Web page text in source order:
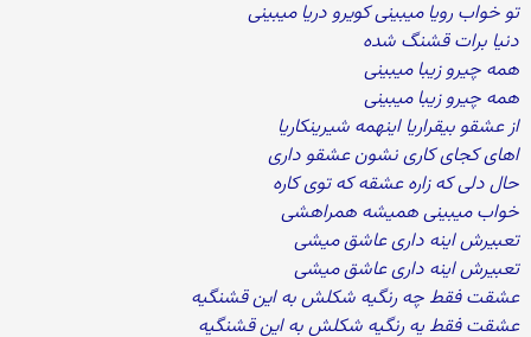
تو خواب رویا میبینی کویرو دریا میبینی
دنیا برات قشنگ شده
همه چیرو زیبا میبینی
همه چیرو زیبا میبینی
از عشقو بیقراریا اینهمه شیرینکاریا
اهای کجای کاری نشون عشقو داری
حال دلی که زاره عشقه که توی کاره
خواب میبینی همیشه همراهشی
تعبیرش اینه داری عاشق میشی
تعبیرش اینه داری عاشق میشی
عشقت فقط چه رنگیه شکلش به این قشنگیه
عشقت فقط یه رنگیه شکلش به این قشنگیه